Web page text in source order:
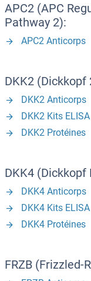
APC2 (APC
Pathway 2):
APC2 Anticorps
DKK2 (Dickkopf
DKK2 Anticorps
DKK2 Kits ELISA
DKK2 Protéines
DKK4
DKK4 Anticorps
DKK4 Kits ELISA
DKK4 Protéines
FRZB (Frizzled-